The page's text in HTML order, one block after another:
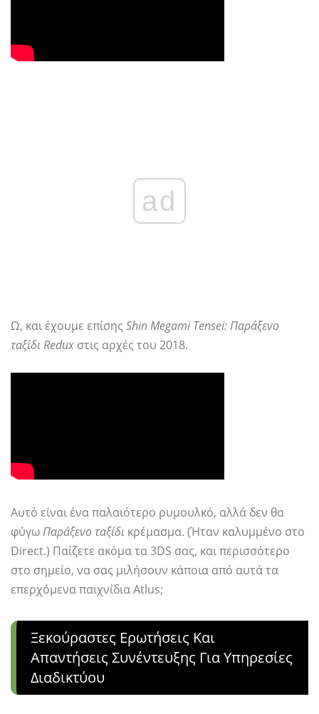
ad
Ω, και έχουμε επίσης Shin Megami Tensei: Παράξενο
ταξίδι Redux στις αρχές του 2018.
Αυτό είναι ένα παλαιότερο ρυμουλκό, αλλά δεν θα
φύγωΠαράξενο ταξίδι κρέμασμα. (Ήταν καλυμμένο στο
Direct.) Παίζετε ακόμα τα 3DS σας, και περισσότερο
στο σημείο, να σας μιλήσουν κάποια από αυτά τα
επερχόμενα παιχνίδια Atlus;
Ξεκούραστες Ερωτήσεις Και
Απαντήσεις Συνέντευξης Για Υπηρεσίες
Διαδικτύου